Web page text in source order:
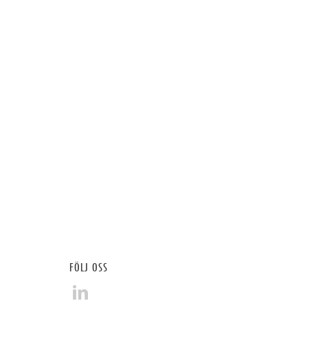
FÖLJ OSS